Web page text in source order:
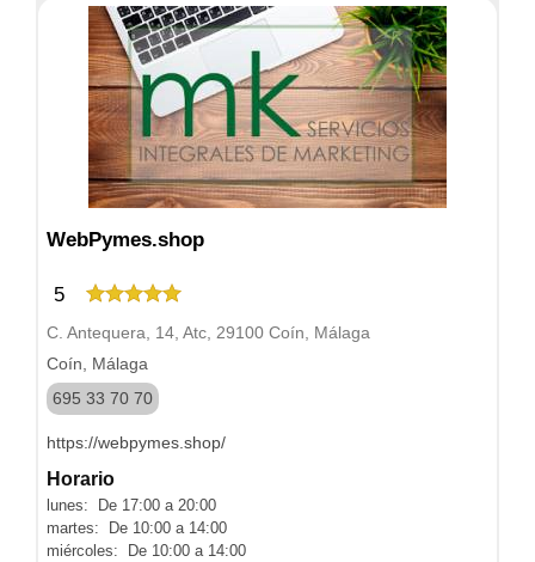
WebPymes.shop
5
C. Antequera, 14, Atc, 29100 Coín, Málaga
Coín, Málaga
695 33 70 70
https://webpymes.shop/
Horario
lunes: De 17:00 a 20:00
martes: De 10:00 a 14:00
miércoles: De 10:00 a 14:00